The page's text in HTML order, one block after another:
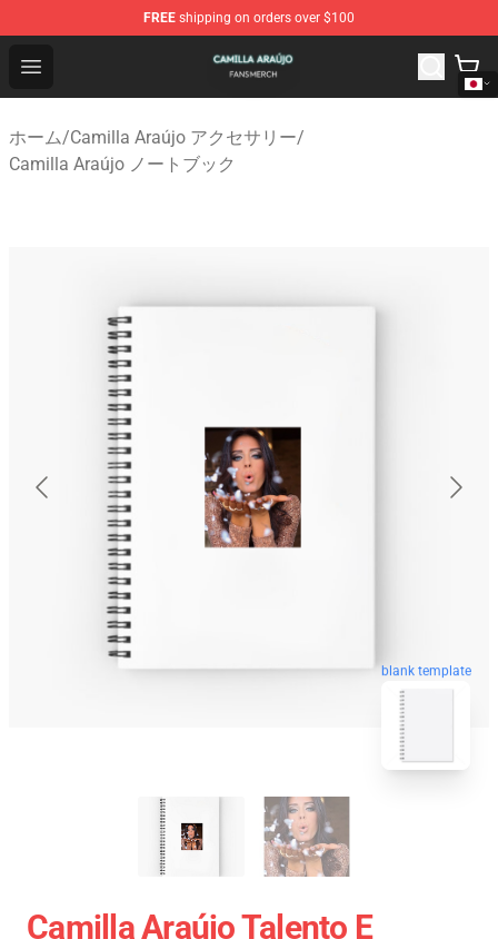
FREE shipping on orders over $100
Open menu
Camilla Araújo Shop - Official Camilla Araújo
ホーム/Camilla Araújo アクセサリー/
Camilla Araújo ノートブック
blank template
Camilla Araújo Talento E